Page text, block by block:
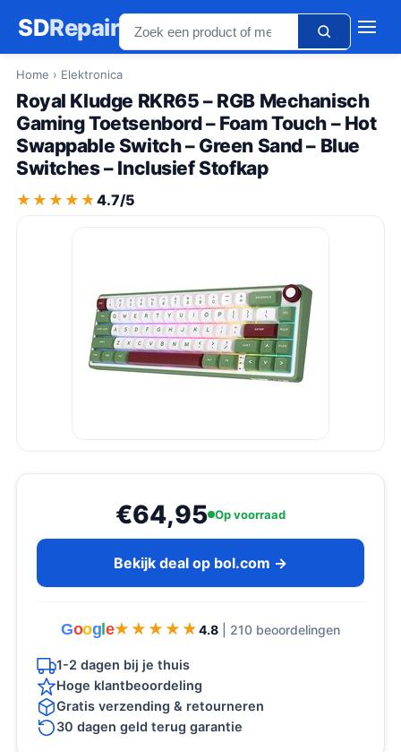
SDRepair
Home › Elektronica
Royal Kludge RKR65 – RGB Mechanisch
Gaming Toetsenbord – Foam Touch – Hot
Swappable Switch – Green Sand – Blue
Switches – Inclusief Stofkap
★★★★★
★★★★★ 4.7/5
€64,95 Op voorraad
Bekijk deal op bol.com →
Goog e★★★★★
★★★★★ 4.8 | 210 beoordelingen
1-2 dagen bij je thuis
Hoge klantbeoordeling
Gratis verzending & retourneren
30 dagen geld terug garantie